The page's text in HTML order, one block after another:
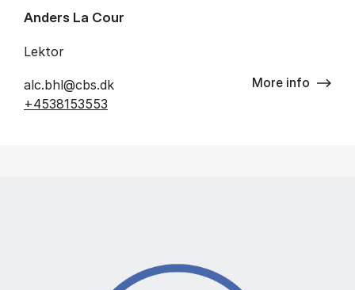
Anders La Cour
Lektor
alc.bhl@cbs.dk
+4538153553
More info